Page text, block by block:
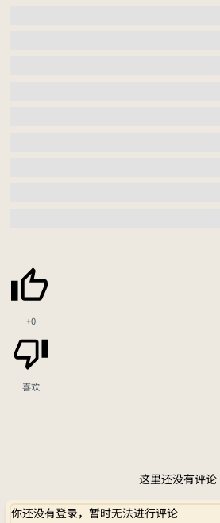
+0
喜欢
这里还没有评论
你还没有登录，暂时无法进行评论